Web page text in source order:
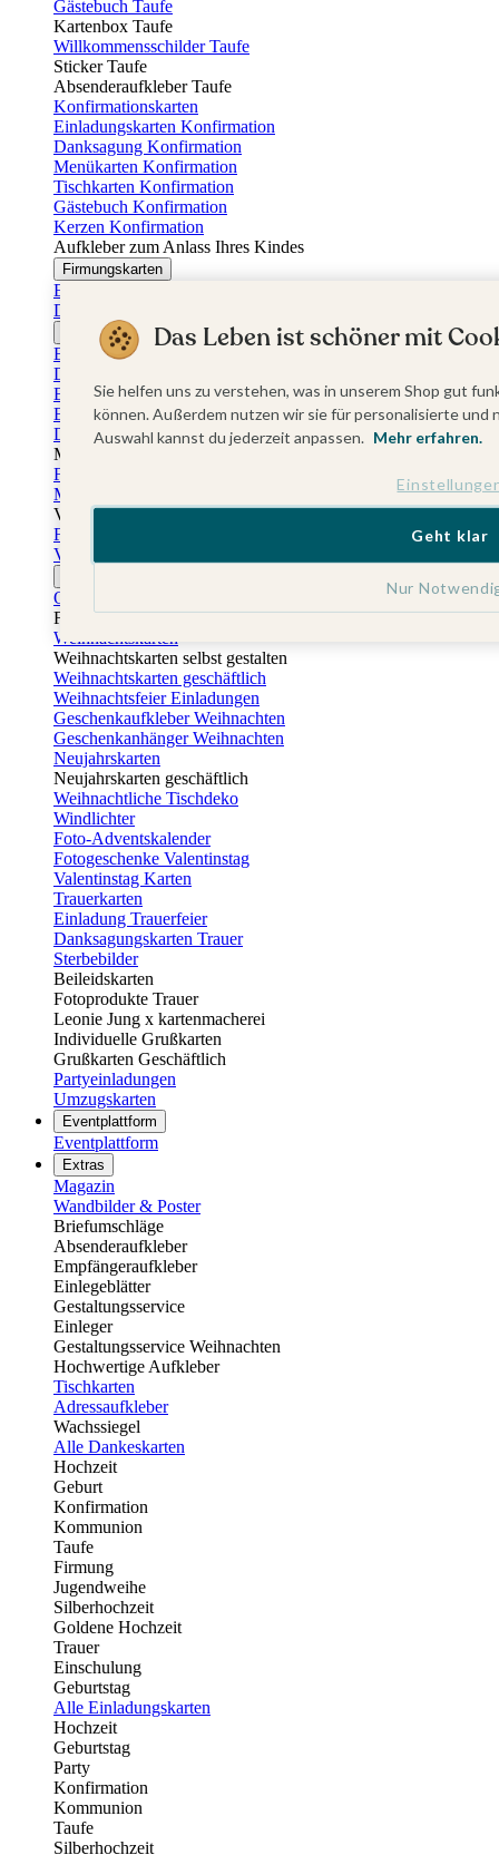
Gästebuch Taufe
Kartenbox Taufe
Willkommensschilder Taufe
Sticker Taufe
Absenderaufkleber Taufe
Konfirmationskarten
Einladungskarten Konfirmation
Danksagung Konfirmation
Menükarten Konfirmation
Tischkarten Konfirmation
Gästebuch Konfirmation
Kerzen Konfirmation
Aufkleber zum Anlass Ihres Kindes
Firmungskarten
Einladungskarten Firmung
Dankeskarten Firmung
Jugendweihekarten
Einladungskarten Jugendweihe
Dankeskarten Jugendweihe
Einschulungskarten
Einladungskarten Einschulung
Danksagung Einschulung
Muttertag
Fotogeschenke Muttertag
Muttertagskarten
Vatertag
Fotogeschenke Vatertag
Vatertagskarten
Osterkarten
Fotogeschenke zu Ostern
Weihnachtskarten
Weihnachtskarten selbst gestalten
Weihnachtskarten geschäftlich
Weihnachtsfeier Einladungen
Geschenkaufkleber Weihnachten
Geschenkanhänger Weihnachten
Neujahrskarten
Neujahrskarten geschäftlich
Weihnachtliche Tischdeko
Windlichter
Foto-Adventskalender
Fotogeschenke Valentinstag
Valentinstag Karten
Trauerkarten
Einladung Trauerfeier
Danksagungskarten Trauer
Sterbebilder
Beileidskarten
Fotoprodukte Trauer
Leonie Jung x kartenmacherei
Individuelle Grußkarten
Grußkarten Geschäftlich
Partyeinladungen
Umzugskarten
Eventplattform
Eventplattform
Extras
Magazin
Wandbilder & Poster
Briefumschläge
Absenderaufkleber
Empfängeraufkleber
Einlegeblätter
Gestaltungsservice
Einleger
Gestaltungsservice Weihnachten
Hochwertige Aufkleber
Tischkarten
Adressaufkleber
Wachssiegel
Alle Dankeskarten
Hochzeit
Geburt
Konfirmation
Kommunion
Taufe
Firmung
Jugendweihe
Silberhochzeit
Goldene Hochzeit
Trauer
Einschulung
Geburtstag
Alle Einladungskarten
Hochzeit
Geburtstag
Party
Konfirmation
Kommunion
Taufe
Silberhochzeit
Das Leben ist schöner mit
Sie helfen uns zu verstehen, was in unserem Shop gut
können. Außerdem nutzen wir sie für personalisierte
Auswahl kannst du jederzeit anpassen. Mehr erfahren.
Nur
Geht klar